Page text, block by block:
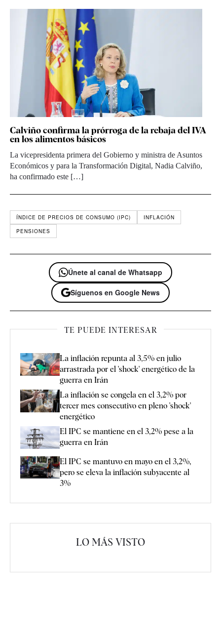
Calviño confirma la prórroga de la rebaja del IVA
en los alimentos básicos
La vicepresidenta primera del Gobierno y ministra de Asuntos
Económicos y para la Transformación Digital, Nadia Calviño,
ha confirmado este […]
ÍNDICE DE PRECIOS DE CONSUMO (IPC)
INFLACIÓN
PENSIONES
Únete al canal de Whatsapp
Síguenos en Google News
TE PUEDE INTERESAR
La inflación repunta al 3,5% en julio
arrastrada por el 'shock' energético de la
guerra en Irán
La inflación se congela en el 3,2% por
tercer mes consecutivo en pleno 'shock'
energético
El IPC se mantiene en el 3,2% pese a la
guerra en Irán
El IPC se mantuvo en mayo en el 3,2%,
pero se eleva la inflación subyacente al
3%
LO MÁS VISTO